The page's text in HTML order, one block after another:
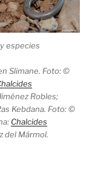
especies
Slimane. Foto: ©
Robles;
Kebdana. Foto: ©
Chalcides
del Mármol.